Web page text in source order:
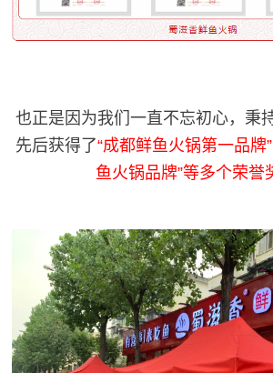
也正是因为我们一直不忘初心，秉
先后获得了“成都鲜鱼火锅第一品牌
鱼火锅品牌”等多个荣誉